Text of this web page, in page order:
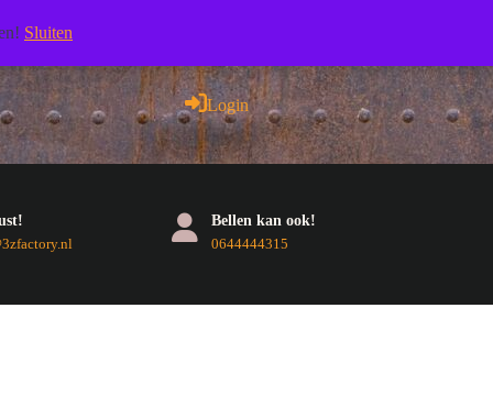
LoginLogin
E-
Bellen kan ook!
0644444315Telefoonnummer
Sluiten